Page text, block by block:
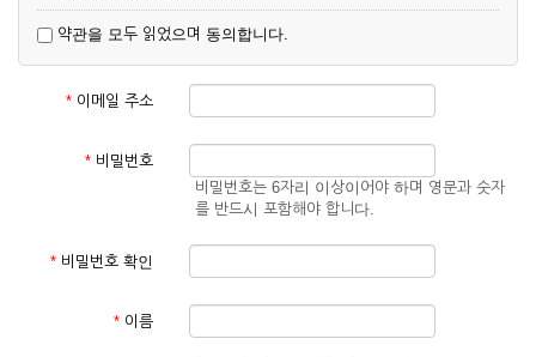
업상 중요 하거나 합리적인 사유가 발생할 경우 온라인 공사를
통하여 변경할 수 있습니다.
② 회원은 변경된 약관에 동의하지 않을 경우 서비스 이용을 중
단하고 이용계약을 해지할 수 있습니다. 약관의 효력 발생일 이
것으로 간주됩니다.
제3조 (약관의 외 준칙)
관계법령의 규정에 따릅니다.
약관을 모두 읽었으며 동의합니다.
* 이메일 주소
* 비밀번호
비밀번호는 6자리 이상이어야 하며 영문과 숫자
를 반드시 포함해야 합니다.
* 비밀번호 확인
* 이름